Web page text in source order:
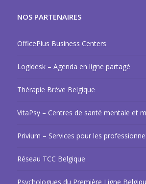
NOS PARTENAIRES
OfficePlus Business Centers
Logidesk – Agenda en ligne partagé
Thérapie Brève Belgique
VitaPsy – Centres de santé mentale et
Privium – Services pour les
Réseau TCC Belgique
Psychologues du Première Ligne